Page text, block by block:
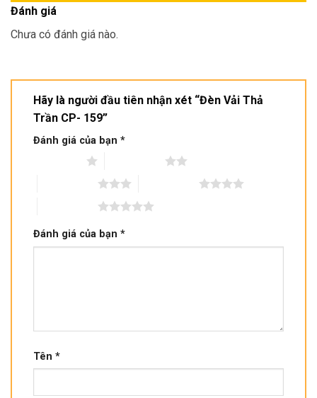
Đánh giá
Chưa có đánh giá nào.
Hãy là người đầu tiên nhận xét “Đèn Vải Thả
Trần CP- 159”
Đánh giá của bạn *
Đánh giá của bạn *
Tên *